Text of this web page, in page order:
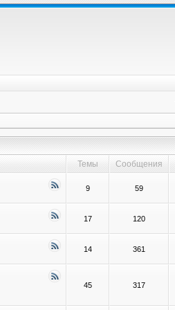
Темы Сообщения
9 59
17 120
14 361
45 317